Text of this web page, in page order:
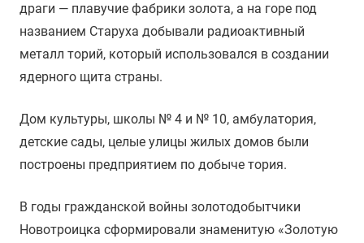
драги — плавучие фабрики золота, а на горе под
названием Старуха добывали радиоактивный
металл торий, который использовался в создании
ядерного щита страны.
Дом культуры, школы № 4 и № 10, амбулатория,
детские сады, целые улицы жилых домов были
построены предприятием по добыче тория.
В годы гражданской войны золотодобытчики
Новотроицка сформировали знаменитую «Золотую